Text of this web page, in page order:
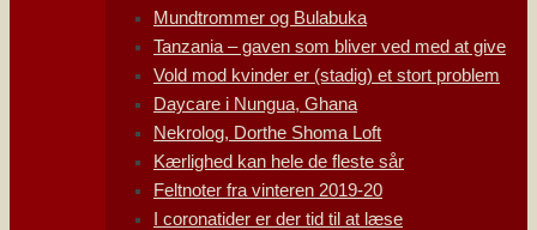
Mundtrommer og Bulabuka
Tanzania – gaven som bliver ved med at give
Vold mod kvinder er (stadig) et stort problem
Daycare i Nungua, Ghana
Nekrolog, Dorthe Shoma Loft
Kærlighed kan hele de fleste sår
Feltnoter fra vinteren 2019-20
I coronatider er der tid til at læse